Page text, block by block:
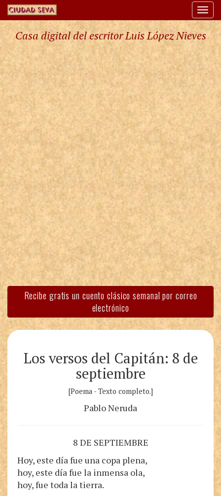
Casa digital del escritor Luis López Nieves
Recibe gratis un cuento clásico semanal por correo
electrónico
Los versos del Capitán: 8 de
septiembre
[Poema - Texto completo.]
Pablo Neruda
8 DE SEPTIEMBRE
Hoy, este día fue una copa plena,
hoy, este día fue la inmensa ola,
hoy, fue toda la tierra.